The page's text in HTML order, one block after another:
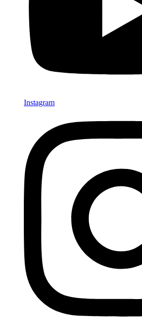
Instagram